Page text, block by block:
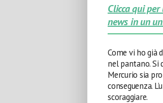
Clicca qui
news in un
Come vi ho
nel pantano. Si
Mercurio sia
conseguenza.
scoraggiare.